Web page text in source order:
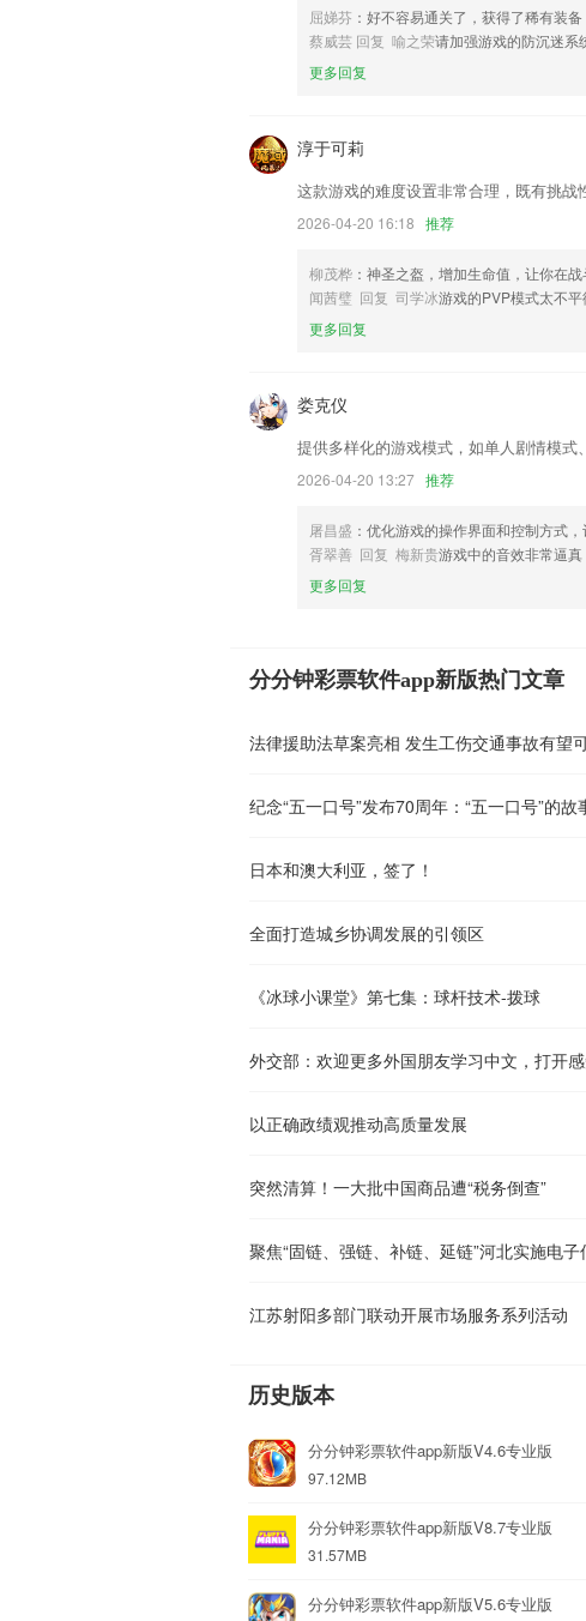
以上就是分分钟彩票软件app新版的介绍，如果
用经历，以帮助我们更好的对产品进行优化修改。
屈娣芬 ：好不容易通关了，获得了稀有装备
蔡威芸 回复 喻之荣请加强游戏的防沉迷系
更多回复
淳于可莉
这款游戏的难度设置非常合理，既有挑战
2026-04-20 16:18 推荐
柳茂桦 ：神圣之盔，增加生命值，让你在战
闻茜璧 回复 司学冰游戏的PVP模式太不平
更多回复
娄克仪
提供多样化的游戏模式，如单人剧情模式
2026-04-20 13:27 推荐
屠昌盛 ：优化游戏的操作界面和控制方式
胥翠善 回复 梅新贵游戏中的音效非常逼真
更多回复
分分钟彩票软件app新版热门文章
法律援助法草案亮相 发生工伤交通事故有望
纪念“五一口号”发布70周年：“五一口号”的故
日本和澳大利亚，签了！
全面打造城乡协调发展的引领区
《冰球小课堂》第七集：球杆技术-拨球
以正确政绩观推动高质量发展
突然清算！一大批中国商品遭“税务倒查”
江苏射阳多部门联动开展市场服务系列活动
历史版本
分分钟彩票软件app新版V4.6专业版
97.12MB
分分钟彩票软件app新版V8.7专业版
31.57MB
分分钟彩票软件app新版V5.6专业版